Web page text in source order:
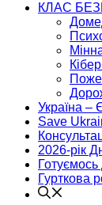
КЛАС
Україна –
Save
2026-рік
Гурткова